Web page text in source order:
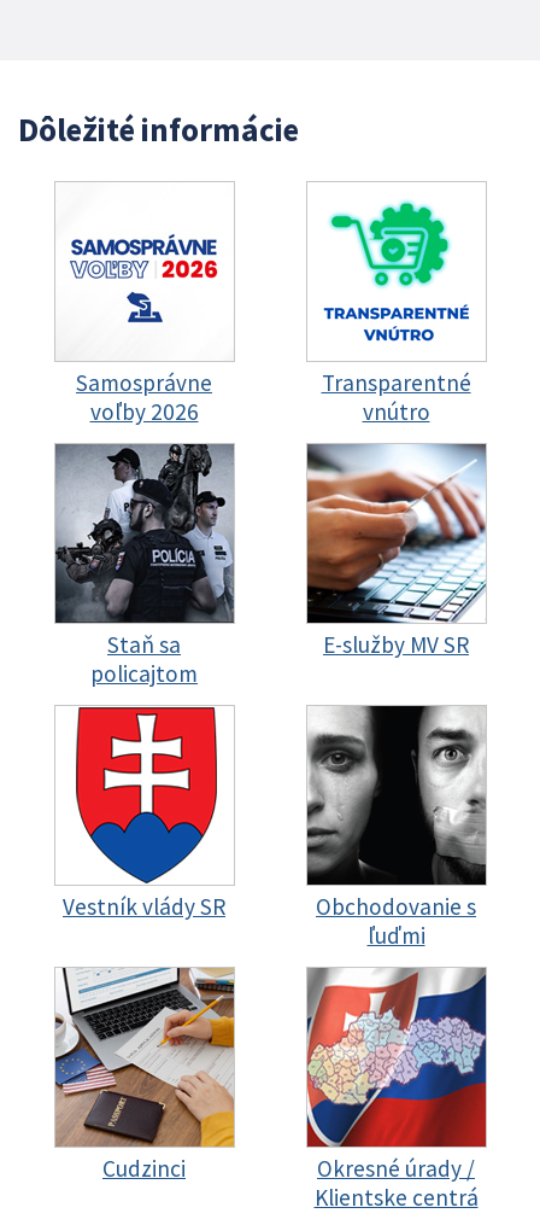
Dôležité informácie
Samosprávne
voľby 2026
Transparentné
vnútro
Staň sa
policajtom
E-služby MV SR
Vestník vlády SR
Obchodovanie s
ľuďmi
Cudzinci
Okresné úrady /
Klientske centrá